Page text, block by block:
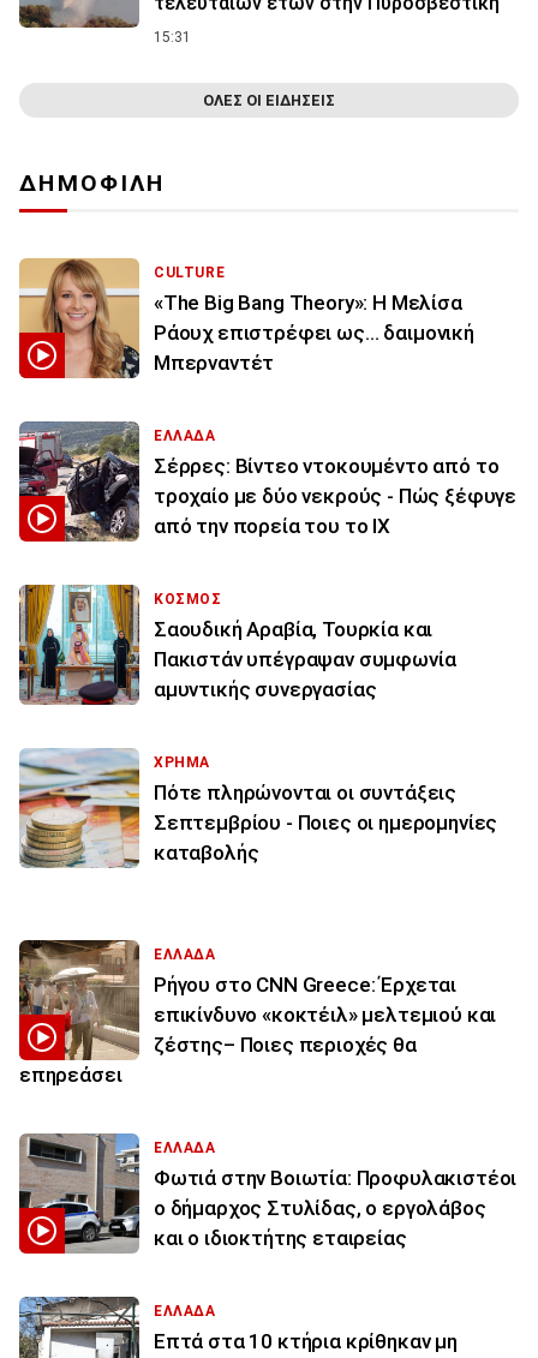
15:31
ΟΛΕΣ ΟΙ ΕΙΔΗΣΕΙΣ
ΔΗΜΟΦΙΛΗ
CULTURE
«The Big Bang Theory»: Η Μελίσα
Ράουχ επιστρέφει ως… δαιμονική
Μπερναντέτ
ΕΛΛΑΔΑ
Σέρρες: Βίντεο ντοκουμέντο από το
τροχαίο με δύο νεκρούς - Πώς ξέφυγε
από την πορεία του το ΙΧ
ΚΟΣΜΟΣ
Σαουδική Αραβία, Τουρκία και
Πακιστάν υπέγραψαν συμφωνία
αμυντικής συνεργασίας
ΧΡΗΜΑ
Πότε πληρώνονται οι συντάξεις
Σεπτεμβρίου - Ποιες οι ημερομηνίες
καταβολής
ΕΛΛΑΔΑ
Ρήγου στο CNN Greece: Έρχεται
επικίνδυνο «κοκτέιλ» μελτεμιού και
ζέστης– Ποιες περιοχές θα
επηρεάσει
ΕΛΛΑΔΑ
Φωτιά στην Βοιωτία: Προφυλακιστέοι
ο δήμαρχος Στυλίδας, ο εργολάβος
και ο ιδιοκτήτης εταιρείας
ΕΛΛΑΔΑ
Επτά στα 10 κτήρια κρίθηκαν μη